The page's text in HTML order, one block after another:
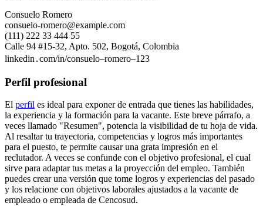
Consuelo Romero
consuelo-romero@example.com
(111) 222 33 444 55
Calle 94 #15-32, Apto. 502, Bogotá, Colombia
linkedin․com/in/consuelo–romero–123
Perfil profesional
El perfil es ideal para exponer de entrada que tienes las habilidades,
la experiencia y la formación para la vacante. Este breve párrafo, a
veces llamado "Resumen", potencia la visibilidad de tu hoja de vida.
Al resaltar tu trayectoria, competencias y logros más importantes
para el puesto, te permite causar una grata impresión en el
reclutador. A veces se confunde con el objetivo profesional, el cual
sirve para adaptar tus metas a la proyección del empleo. También
puedes crear una versión que tome logros y experiencias del pasado
y los relacione con objetivos laborales ajustados a la vacante de
empleado o empleada de Cencosud.